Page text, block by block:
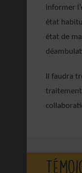
informer
état
état de
Il faudra
traitement